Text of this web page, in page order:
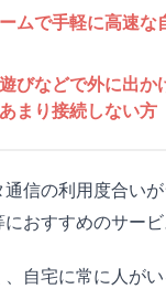
ムで手軽に高速な
びなどで外に出か
まり接続しない方
信の利用度合い
おすすめのサービ
自宅に常に人が